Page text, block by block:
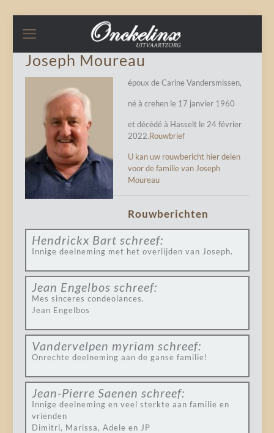
Joseph Moureau
époux de Carine Vandersmissen,
né à crehen le 17 janvier 1960
et décédé à Hasselt le 24 février
2022.Rouwbrief
U kan uw rouwbericht hier delen
voor de familie van Joseph
Moureau
Rouwberichten
Hendrickx Bart schreef:
Innige deelneming met het overlijden van Joseph.
Jean Engelbos schreef:
Mes sinceres condeolances.
Jean Engelbos
Vandervelpen myriam schreef:
Onrechte deelneming aan de ganse familie!
Jean-Pierre Saenen schreef:
Innige deelneming en veel sterkte aan familie en
vrienden
Dimitri, Marissa, Adele en JP